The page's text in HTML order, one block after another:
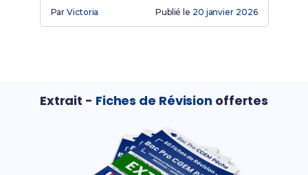
ParVictoria Publié le 20 janvier 2026
Extrait - Fiches de Révision offertes